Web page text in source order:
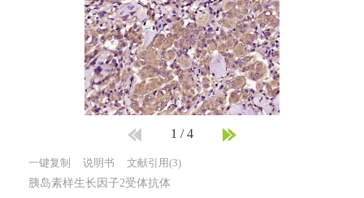
1 /4
一键复制 说明书 文献引用(3)
胰岛素样生长因子2受体抗体